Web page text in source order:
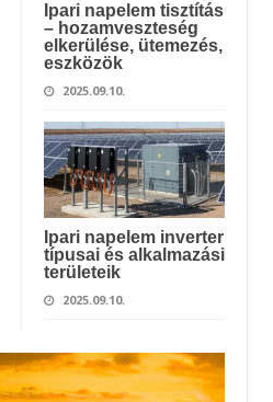
Ipari napelem tisztítás
– hozamveszteség
elkerülése, ütemezés,
eszközök
2025.09.10.
Ipari napelem inverter
típusai és alkalmazási
területeik
2025.09.10.